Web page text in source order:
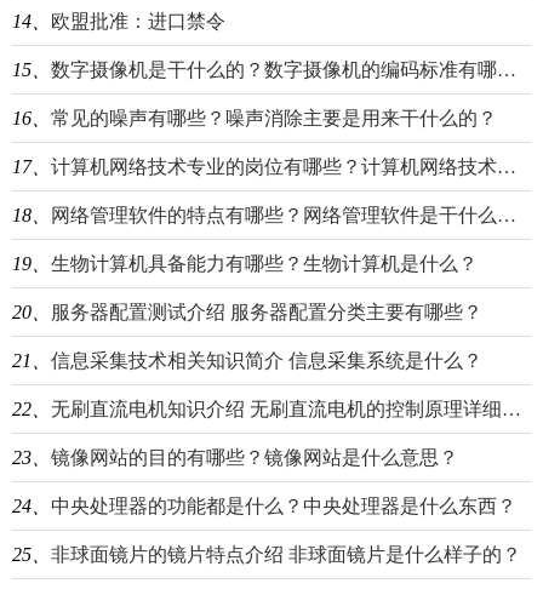
14、 欧盟批准：进口禁令
15、 数字摄像机是干什么的？数字摄像机的编码标准有哪些？
16、 常见的噪声有哪些？噪声消除主要是用来干什么的？
17、 计算机网络技术专业的岗位有哪些？计算机网络技术相关知识介绍
18、 网络管理软件的特点有哪些？网络管理软件是干什么的？
19、 生物计算机具备能力有哪些？生物计算机是什么？
20、 服务器配置测试介绍 服务器配置分类主要有哪些？
21、 信息采集技术相关知识简介 信息采集系统是什么？
22、 无刷直流电机知识介绍 无刷直流电机的控制原理详细介绍
23、 镜像网站的目的有哪些？镜像网站是什么意思？
24、 中央处理器的功能都是什么？中央处理器是什么东西？
25、 非球面镜片的镜片特点介绍 非球面镜片是什么样子的？